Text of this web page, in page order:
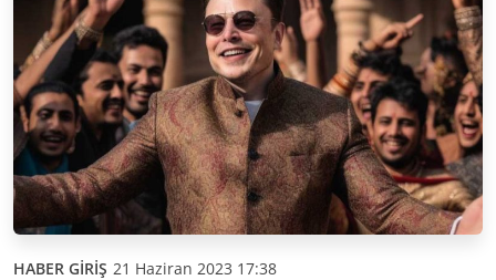
HABER GİRİŞ 21 Haziran 2023 17:38